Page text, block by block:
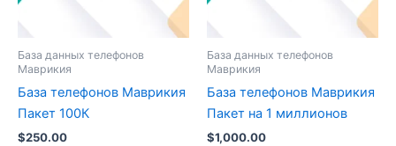
База данных телефонов
Маврикия
База телефонов Маврикия
Пакет 100К
$250.00
База данных телефонов
Маврикия
База телефонов Маврикия
Пакет на 1 миллионов
$1,000.00